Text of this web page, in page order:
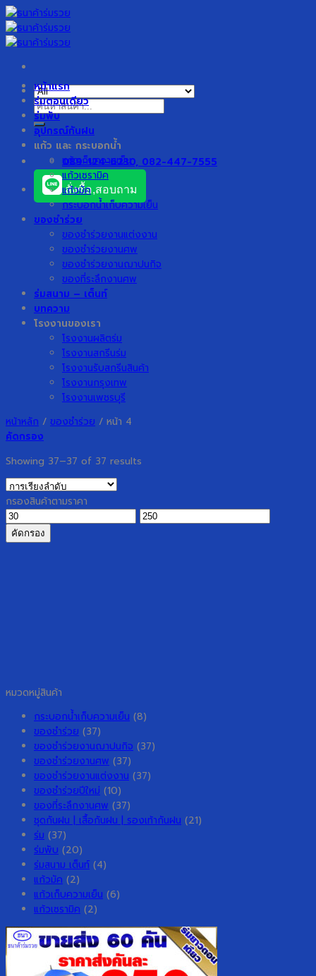
Skip
to
content
ค้นหา:
089-124-6230, 082-447-7555
สั่งซื้อ,สอบถาม
หน้าแรก
ร่มตอนเดียว
ร่มพับ
อุปกรณ์กันฝน
แก้ว และ กระบอกน้ำ
แก้วเก็บความเย็น
แก้วเซรามิค
แก้วมัค
กระบอกน้ำเก็บความเย็น
ของชำร่วย
ของชำร่วยงานแต่งงาน
ของชำร่วยงานศพ
ของชำร่วยงานฌาปนกิจ
ของที่ระลึกงานศพ
ร่มสนาม – เต็นท์
บทความ
โรงงานของเรา
โรงงานผลิตร่ม
โรงงานสกรีนร่ม
โรงงานรับสกรีนสินค้า
โรงงานกรุงเทพ
โรงงานเพชรบุรี
หน้าหลัก / ของชำร่วย / หน้า 4
คัดกรอง
Showing 37–37 of 37 results
กรองสินค้าตามราคา
ราคา
ต่ำ
สุด
ราคา
คัดกรอง
หมวดหมู่สินค้า
กระบอกน้ำเก็บความเย็น (8)
ของชำร่วย (37)
ของชำร่วยงานฌาปนกิจ (37)
ของชำร่วยงานศพ (37)
ของชำร่วยงานแต่งงาน (37)
ของชำร่วยปีใหม่ (10)
ของที่ระลึกงานศพ (37)
ชุดกันฝน | เสื้อกันฝน | รองเท้ากันฝน (21)
ร่ม (37)
ร่มพับ (20)
ร่มสนาม เต็นท์ (4)
แก้วมัค (2)
แก้วเก็บความเย็น (6)
แก้วเซรามิค (2)